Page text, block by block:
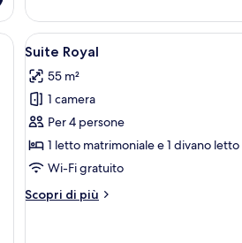
due comodini con lampade, un
Apri
tutte
le
foto
per
Suite
Royal
Una
4
Suite Royal
55 m²
1 camera
Per 4 persone
1 letto matrimoniale e 1 divano
Wi-Fi gratuito
Scopri di più
Altri